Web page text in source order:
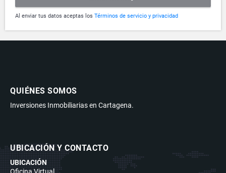
Al enviar tus datos aceptas los Términos de servicio y privacidad
QUIÉNES SOMOS
Inversiones Inmobiliarias en Cartagena.
UBICACIÓN Y CONTACTO
UBICACIÓN